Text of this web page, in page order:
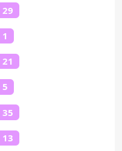
29
1
21
5
35
13